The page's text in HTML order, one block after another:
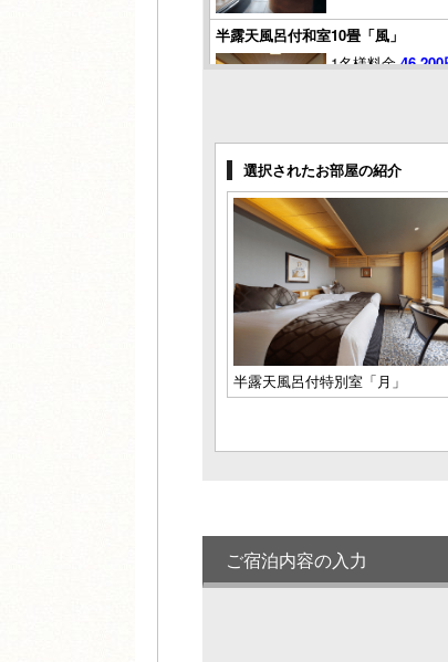
半露天風呂付和室10畳「風」
1名様料金
和洋室12畳「色」
1名様料金44,000
様1室利用時)
定員 2～6名様
和室12畳「音」
1名様料金
様1室利用時)
定員 2～4名様
選択されたお部屋の紹介
半露天風呂付特別室「月」
ご宿泊内容の入力